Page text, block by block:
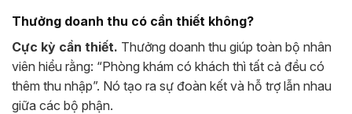
Thưởng doanh thu có cần thiết không?
Cực kỳ cần thiết. Thưởng doanh thu giúp toàn bộ nhân
viên hiểu rằng: “Phòng khám có khách thì tất cả đều có
thêm thu nhập”. Nó tạo ra sự đoàn kết và hỗ trợ lẫn nhau
giữa các bộ phận.